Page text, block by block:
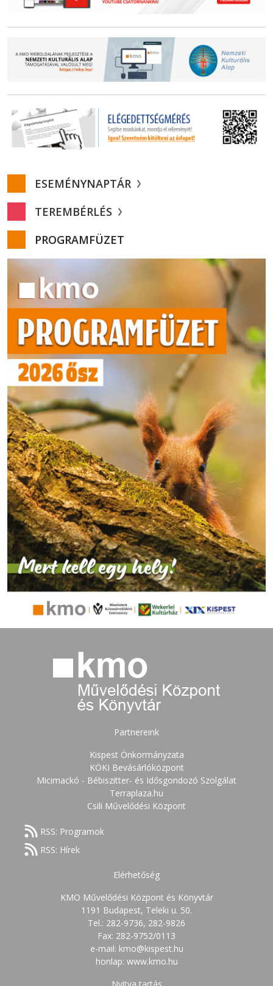
ESEMÉNYNAPTÁR
TEREMBÉRLÉS
PROGRAMFÜZET
Partnereink
Kispest Önkormányzata
KÖKI Bevásárlóközpont
Micimackó - Bébiszitter- és Idősgondozó Szolgálat
Terraplaza.hu
Csili Művelődési Központ
RSS: Programok
RSS: Hírek
Elérhetőség
KMO Művelődési Központ és Könyvtár
1191 Budapest, Teleki u. 50.
Tel.: 282-9736, 282-9826
Fax: 282-9752/0113
e-mail: kmo@kispest.hu
honlap: www.kmo.hu